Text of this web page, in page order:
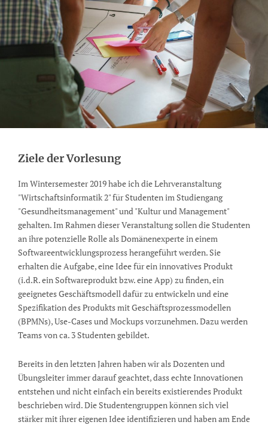
Ziele der Vorlesung
Im Wintersemester 2019 habe ich die Lehrveranstaltung
"Wirtschaftsinformatik 2" für Studenten im Studiengang
"Gesundheitsmanagement" und "Kultur und Management"
gehalten. Im Rahmen dieser Veranstaltung sollen die Studenten
an ihre potenzielle Rolle als Domänenexperte in einem
Softwareentwicklungsprozess herangeführt werden. Sie
erhalten die Aufgabe, eine Idee für ein innovatives Produkt
(i.d.R. ein Softwareprodukt bzw. eine App) zu finden, ein
geeignetes Geschäftsmodell dafür zu entwickeln und eine
Spezifikation des Produkts mit Geschäftsprozessmodellen
(BPMNs), Use-Cases und Mockups vorzunehmen. Dazu werden
Teams von ca. 3 Studenten gebildet.
Bereits in den letzten Jahren haben wir als Dozenten und
Übungsleiter immer darauf geachtet, dass echte Innovationen
entstehen und nicht einfach ein bereits existierendes Produkt
beschrieben wird. Die Studentengruppen können sich viel
stärker mit ihrer eigenen Idee identifizieren und haben am Ende